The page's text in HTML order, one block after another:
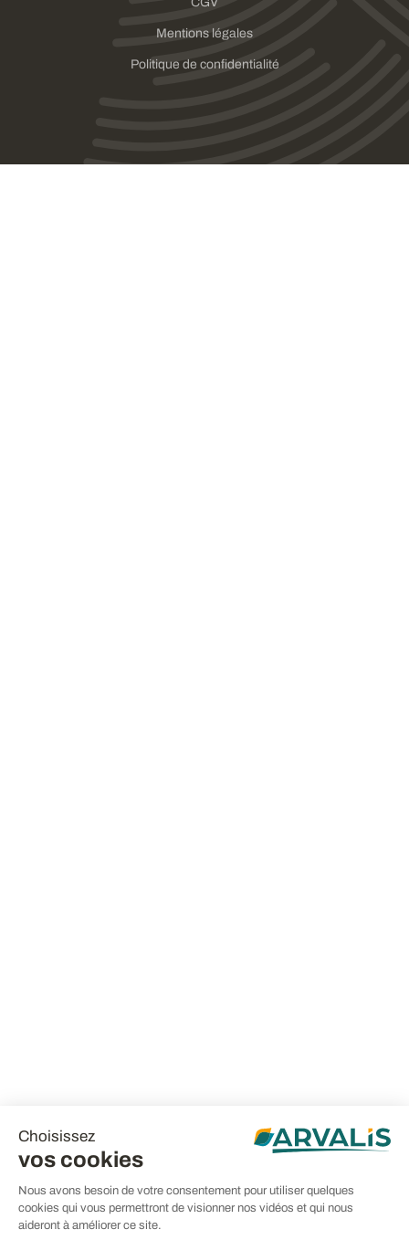
Choisissez
vos cookies
Nous avons besoin de votre consentement pour utiliser quelques
cookies qui vous permettront de visionner nos vidéos et qui nous
aideront à améliorer ce site.
Mentions légales
Politique de confidentialité